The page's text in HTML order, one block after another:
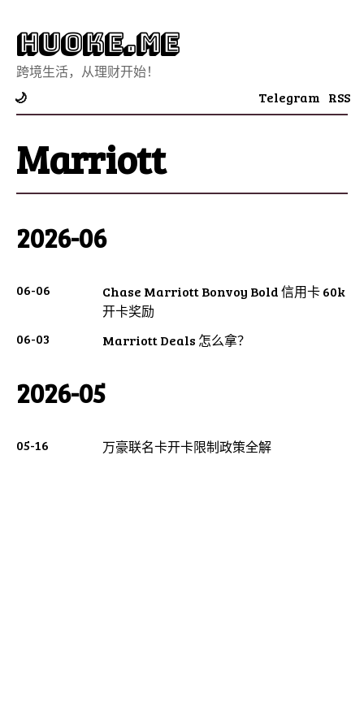
Huoke.Me
跨境生活，从理财开始！
🌙 Telegram RSS
Marriott
2026-06
06-06
Chase Marriott Bonvoy Bold 信用卡 60k
开卡奖励
06-03
Marriott Deals 怎么拿？
2026-05
05-16 万豪联名卡开卡限制政策全解